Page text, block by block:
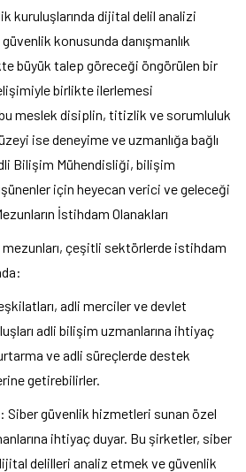
kuruluşlarında dijital delil analizi
konusunda danışmanlık
büyük talep göreceği öngörülen bir
birlikte ilerlemesi
meslek disiplin, titizlik ve sorumluluk
ise deneyime ve uzmanlığa bağlı
Bilişim Mühendisliği, bilişim
için heyecan verici ve geleceği
İstihdam Olanakları
çeşitli sektörlerde istihdam
adli merciler ve devlet
adli bilişim uzmanlarına ihtiyaç
ve adli süreçlerde destek
getirebilirler.
Siber güvenlik hizmetleri sunan özel
ihtiyaç duyar. Bu şirketler, siber
delilleri analiz etmek ve güvenlik